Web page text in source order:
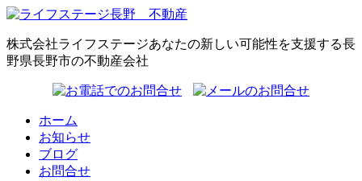
株式会社ライフステージあなたの新しい可能性を支援する長
野県長野市の不動産会社
ホーム
お知らせ
ブログ
お問合せ